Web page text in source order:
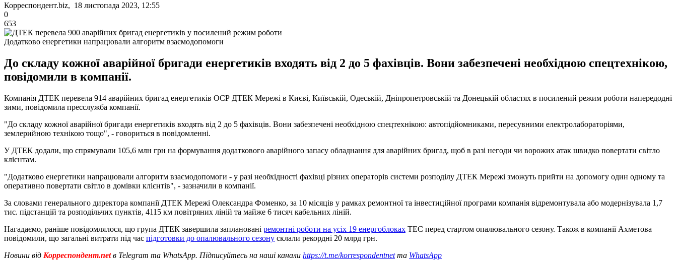
Корреспондент.biz, 18 листопада 2023, 12:55
0
653
Додатково енергетики напрацювали алгоритм взаємодопомоги
До складу кожної аварійної бригади енергетиків входять від 2 до 5 фахівців. Вони забезпечені необхідною спецтехнікою,
повідомили в компанії.
Компанія ДТЕК перевела 914 аварійних бригад енергетиків ОСР ДТЕК Мережі в Києві, Київській, Одеській, Дніпропетровській та Донецькій областях в посилений режим роботи напередодні
зими, повідомила пресслужба компанії.
"До складу кожної аварійної бригади енергетиків входять від 2 до 5 фахівців. Вони забезпечені необхідною спецтехнікою: автопідйомниками, пересувними електролабораторіями,
землерийною технікою тощо", - говориться в повідомленні.
У ДТЕК додали, що спрямували 105,6 млн грн на формування додаткового аварійного запасу обладнання для аварійних бригад, щоб в разі негоди чи ворожих атак швидко повертати світло
клієнтам.
"Додатково енергетики напрацювали алгоритм взаємодопомоги - у разі необхідності фахівці різних операторів системи розподілу ДТЕК Мережі зможуть прийти на допомогу один одному та
оперативно повертати світло в домівки клієнтів", - зазначили в компанії.
За словами генерального директора компанії ДТЕК Мережі Олександра Фоменко, за 10 місяців у рамках ремонтної та інвестиційної програми компанія відремонтувала або модернізувала 1,7
тис. підстанцій та розподільчих пунктів, 4115 км повітряних ліній та майже 6 тисяч кабельних ліній.
Нагадаємо, раніше повідомлялося, що група ДТЕК завершила заплановані ремонтні роботи на усіх 19 енергоблоках ТЕС перед стартом опалювального сезону. Також в компанії Ахметова
повідомили, що загальні витрати під час підготовки до опалювального сезону склали рекордні 20 млрд грн.
Новини від Корреспондент.netв Telegram та WhatsApp. Підписуйтесь на наші канали https://t.me/korrespondentnetта WhatsApp